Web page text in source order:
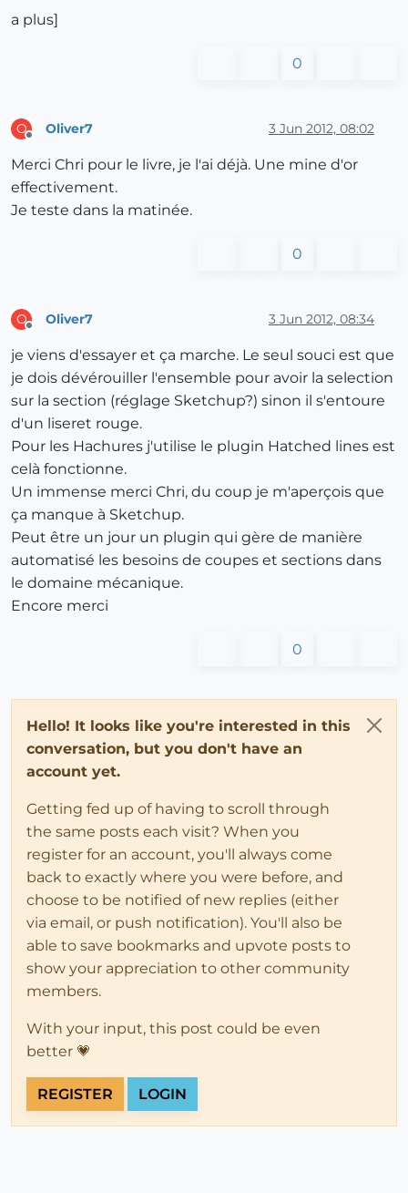
a plus]
0
O Oliver7 3 Jun 2012, 08:02
Merci Chri pour le livre, je l'ai déjà. Une mine d'or
effectivement.
Je teste dans la matinée.
0
O Oliver7 3 Jun 2012, 08:34
je viens d'essayer et ça marche. Le seul souci est que
je dois dévérouiller l'ensemble pour avoir la selection
sur la section (réglage Sketchup?) sinon il s'entoure
d'un liseret rouge.
Pour les Hachures j'utilise le plugin Hatched lines est
celà fonctionne.
Un immense merci Chri, du coup je m'aperçois que
ça manque à Sketchup.
Peut être un jour un plugin qui gère de manière
automatisé les besoins de coupes et sections dans
le domaine mécanique.
Encore merci
0
Hello! It looks like you're interested in this
conversation, but you don't have an
account yet.
Getting fed up of having to scroll through
the same posts each visit? When you
register for an account, you'll always come
back to exactly where you were before, and
choose to be notified of new replies (either
via email, or push notification). You'll also be
able to save bookmarks and upvote posts to
show your appreciation to other community
members.
With your input, this post could be even
better 💗
REGISTER LOGIN